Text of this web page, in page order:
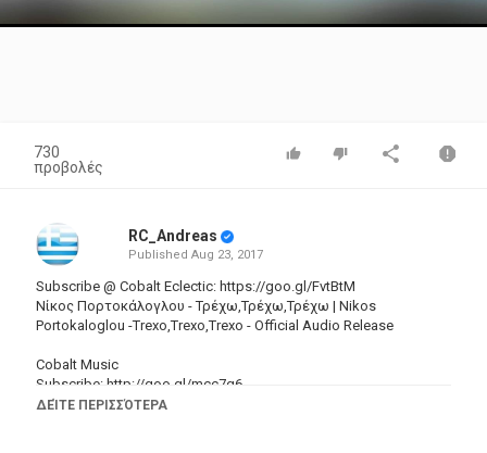
Video
730
προβολές
RC_Andreas
Published Aug 23, 2017
Subscribe @ Cobalt Eclectic: https://goo.gl/FvtBtM
Νίκος Πορτοκάλογλου - Τρέχω,Τρέχω,Τρέχω | Nikos
Portokaloglou -Trexo,Trexo,Trexo - Official Audio Release
Cobalt Music
Subscribe: http://goo.gl/mcc7g6
Like us on Facebook:
ΔΕΊΤΕ ΠΕΡΙΣΣΌΤΕΡΑ